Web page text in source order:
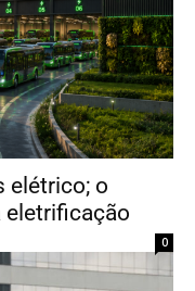
elétrico; o
eletrificação
0